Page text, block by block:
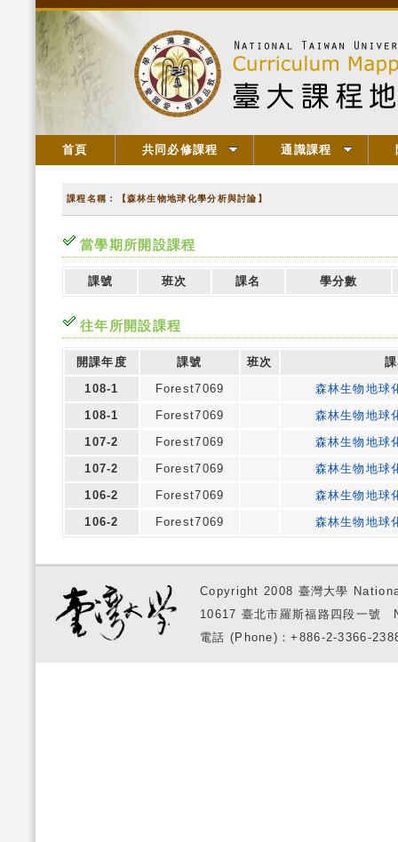
首頁 共同必修課程 通識課程
課程名稱：【森林生物地球化學分析與討論】
當學期所開設課程
課號 班次 課名 學分數
往年所開設課程
開課年度 課號 班次
108-1
Forest7069
森林生物地球
108-1
Forest7069
森林生物地球
107-2
Forest7069
森林生物地球
107-2
Forest7069
森林生物地球
106-2
Forest7069
森林生物地球
106-2
Forest7069 森林生物地球
Copyright 2008 臺灣大學
10617 臺北市羅斯福路四段一
電話 (Phone)：+886-2-3366-